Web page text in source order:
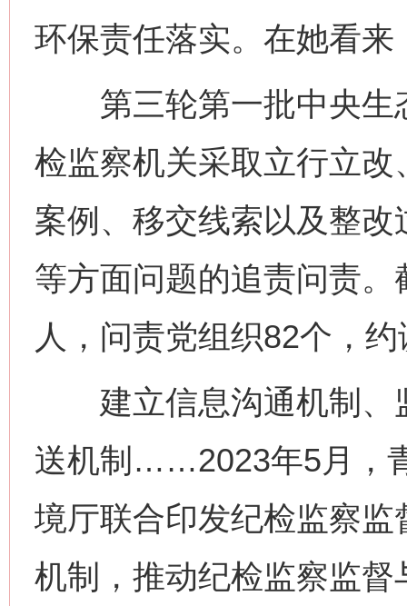
环保责任落实。在她看来
第三轮第一批中央生
检监察机关采取立行立
案例、移交线索以及整
等方面问题的追责问责
人，问责党组织82个，
建立信息沟通机制、
送机制……2023年5月，
境厅联合印发纪检监察
机制，推动纪检监察监